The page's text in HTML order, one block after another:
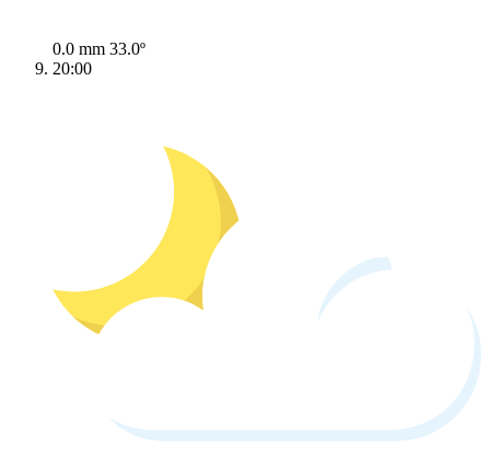
0.0 mm 33.0º
20:00